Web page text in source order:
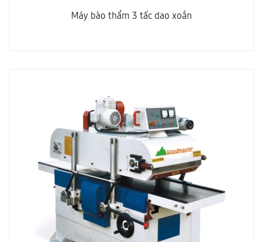
Máy bào thẩm 3 tấc dao xoắn